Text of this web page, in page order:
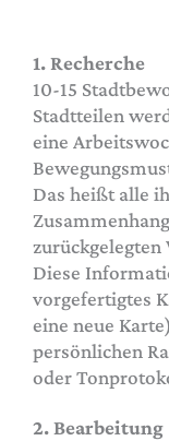
1. Recherche
10-15
Stadtteilen
eine
Das heißt alle
zurückgelegten
Diese
vorgefertigtes
eine neue
persönlichen
oder
2. Bearbeitung